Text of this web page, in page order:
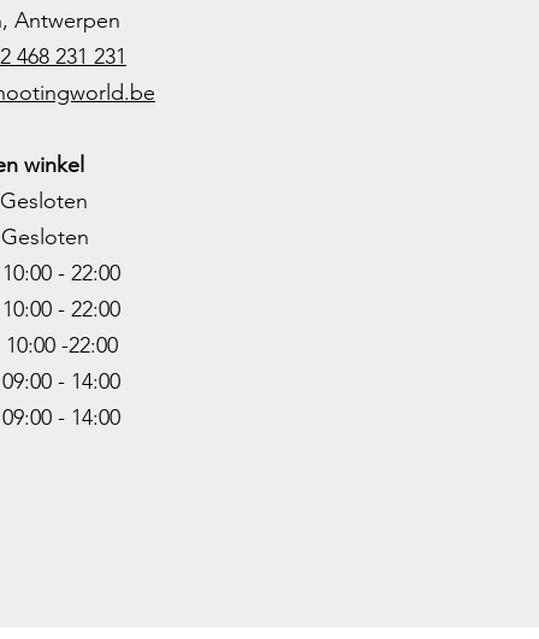
Antwerpen
468 231 231
winkel
- 22:00
- 22:00
-22:00
- 14:00
- 14:00